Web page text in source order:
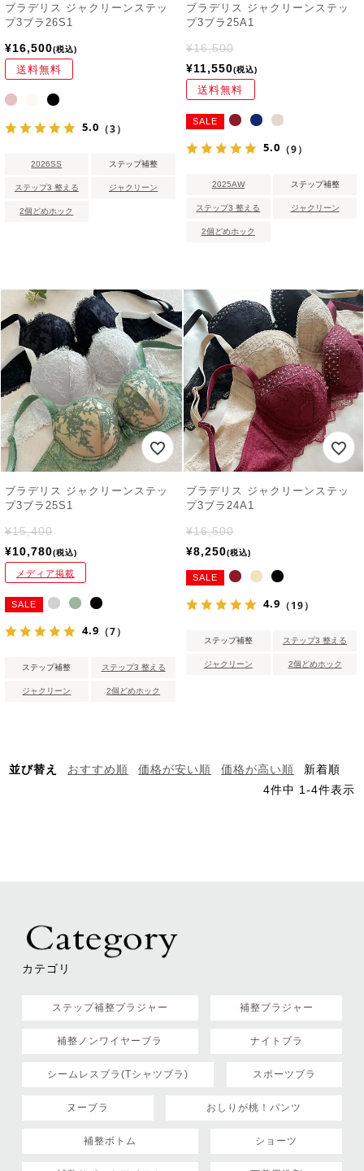
ブラデリス ジャクリーンステッ
プ3ブラ26S1
¥16,500 税込
送料無料
5.0 （3）
2026SS ステップ補整
ステップ3 整える ジャクリーン
2個どめホック
ブラデリス ジャクリーンステッ
プ3ブラ25A1
¥16,500
¥11,550 税込
送料無料
SALE
5.0 （9）
2025AW ステップ補整
ステップ3 整える ジャクリーン
2個どめホック
ブラデリス ジャクリーンステッ
プ3ブラ25S1
¥15,400
¥10,780 税込
メディア掲載
SALE
4.9 （7）
ステップ補整 ステップ3 整える
ジャクリーン 2個どめホック
ブラデリス ジャクリーンステッ
プ3ブラ24A1
¥16,500
¥8,250 税込
SALE
4.9 （19）
ステップ補整 ステップ3 整える
ジャクリーン 2個どめホック
並び替え おすすめ順 価格が安い順 価格が高い順
新着順
4件中 1 -4件表示
カテゴリ
ステップ補整ブラジャー 補整ブラジャー
補整ノンワイヤーブラ ナイトブラ
シームレスブラ(Tシャツブラ) スポーツブラ
ヌーブラ おしりが桃！パンツ
補整ボトム ショーツ